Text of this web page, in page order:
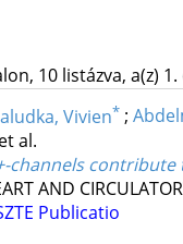
10 listázva, a(z)
Vivien* ;
et al.
channels
AND
Publicatio